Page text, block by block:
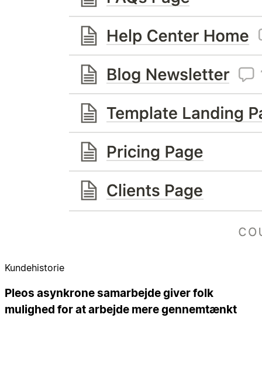
Kundehistorie
Pleos asynkrone samarbejde giver folk
mulighed for at arbejde mere gennemtænkt